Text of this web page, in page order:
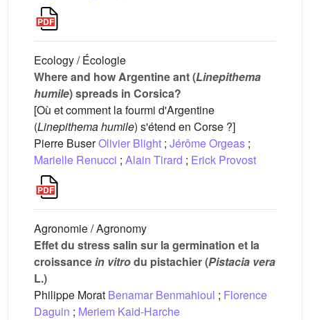
Ecology / Écologie
Where and how Argentine ant (Linepithema
humile) spreads in Corsica?
[Où et comment la fourmi d'Argentine
(Linepithema humile) s'étend en Corse ?]
Pierre BuserOlivier Blight ; Jérôme Orgeas ;
Marielle Renucci ; Alain Tirard ; Erick Provost
Agronomie / Agronomy
Effet du stress salin sur la germination et la
croissancein vitrodu pistachier (Pistacia vera
L.)
Philippe Morat Benamar Benmahioul ; Florence
Daguin ; Meriem Kaid-Harche